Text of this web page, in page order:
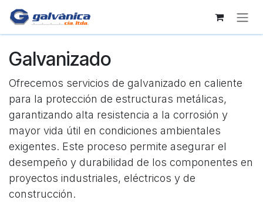
Ir al contenido
Galvanizado
Ofrecemos servicios de galvanizado en caliente
para la protección de estructuras metálicas,
garantizando alta resistencia a la corrosión y
mayor vida útil en condiciones ambientales
exigentes. Este proceso permite asegurar el
desempeño y durabilidad de los componentes en
proyectos industriales, eléctricos y de
construcción.